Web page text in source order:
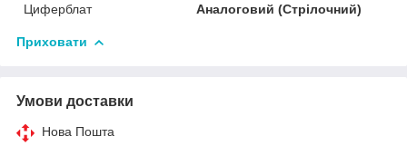
Циферблат
Аналоговий (Стрілочний)
Приховати
Умови доставки
Нова Пошта